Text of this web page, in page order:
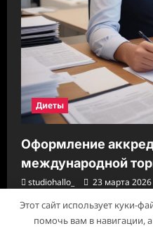
Диеты
Оформление
международной
studiohallo_ 23 марта 2026
Авторское право © 2026
Этот сайт использует куки-
помочь вам в навигации,